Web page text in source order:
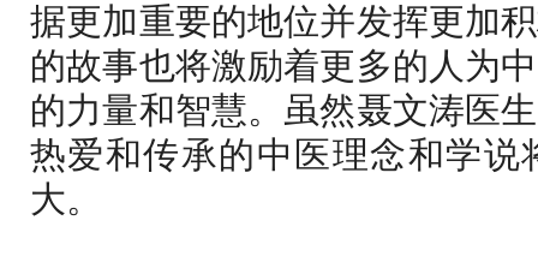
据更加重要的地位并发挥更加
的故事也将激励着更多的人为
的力量和智慧。虽然聂文涛医
热爱和传承的中医理念和学说
大。